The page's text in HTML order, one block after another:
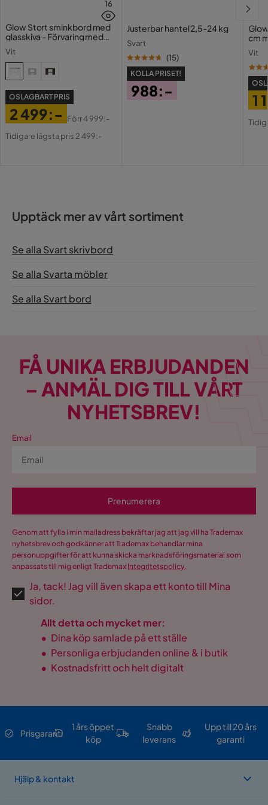
16
Glow Stort sminkbord med
glasskiva - Förvaring med
Vit
OSLAGBART PRIS
Pris
2 499:-
Original
Förr4 999:-
Tidigare lägsta pris 2 499:-
Justerbar hantel 2,5-24 kg
Svart
(15)
KOLLA PRISET!
988:-
cm
Vit
1
Upptäck mer av vårt sortiment
Se alla Svart skrivbord
Se alla Svarta möbler
Se alla Svart bord
FÅ UNIKA ERBJUDANDEN
– ANMÄL DIG TILL VÅRT
NYHETSBREV!
Email
Prenumerera
Genom att fylla i min mailadress bekräftar jag att jag vill ha Trademax
nyhetsbrev och godkänner att Trademax behandlar mina
personuppgifter för att kunna skicka marknadsföringsmaterial som
anpassats till mig enligt Trademax Integritetspolicy.
Ja, tack! Jag vill även skapa ett konto till Mina
sidor.
Allt detta och mycket mer:
• Dina köp samlade på ett ställe
• Personliga erbjudanden online & i butik
• Kostnadsfritt och helt digitalt
Prisgaranti
1 års öppet
köp
Snabb
leverans
Upp till 20 års
garanti
Hjälp & kontakt